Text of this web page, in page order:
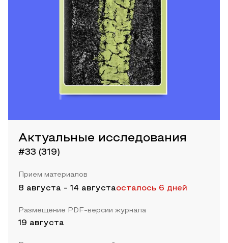
Актуальные исследования
#33 (319)
Прием материалов
8 августа - 14 августаосталось 6 дней
Размещение PDF-версии журнала
19 августа